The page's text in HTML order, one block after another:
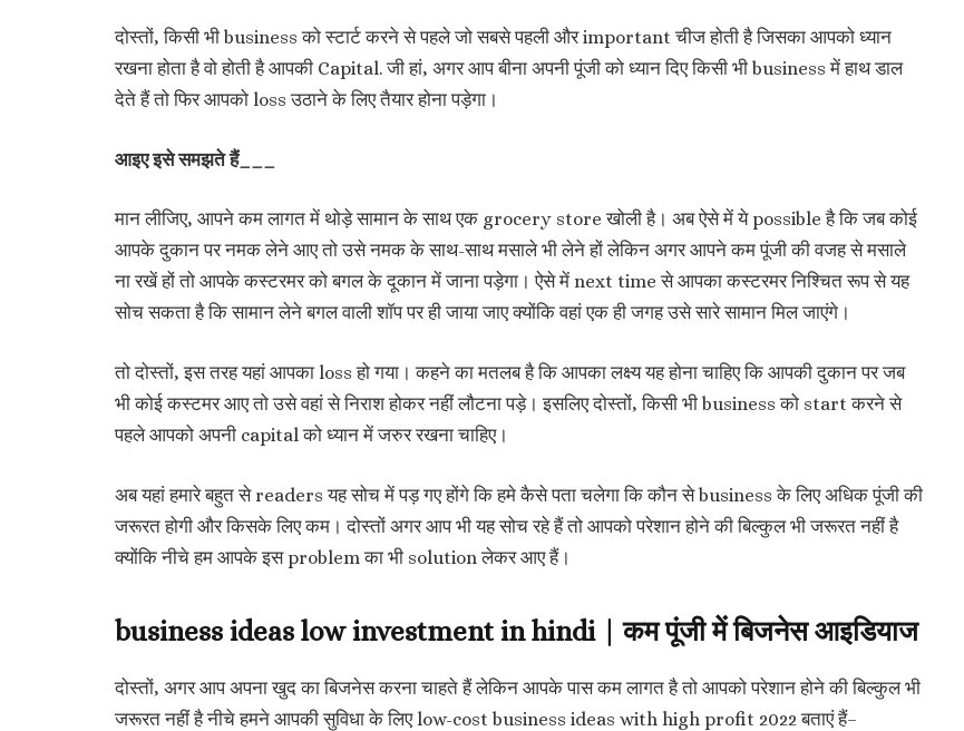
दोस्तों, किसी भी business को स्टार्ट करने से पहले जो सबसे पहली और important चीज होती है जिसका आपको ध्यान
रखना होता है वो होती है आपकी Capital. जी हां, अगर आप बीना अपनी पूंजी को ध्यान दिए किसी भी business में हाथ डाल
देते हैं तो फिर आपको loss उठाने के लिए तैयार होना पड़ेगा।
आइए इसे समझते हैं___
मान लीजिए, आपने कम लागत में थोड़े सामान के साथ एक grocery store खोली है। अब ऐसे में ये possible है कि जब कोई
आपके दुकान पर नमक लेने आए तो उसे नमक के साथ-साथ मसाले भी लेने हों लेकिन अगर आपने कम पूंजी की वजह से मसाले
ना रखें हों तो आपके कस्टरमर को बगल के दूकान में जाना पड़ेगा। ऐसे में next time से आपका कस्टरमर निश्चित रूप से यह
सोच सकता है कि सामान लेने बगल वाली शॉप पर ही जाया जाए क्योंकि वहां एक ही जगह उसे सारे सामान मिल जाएंगे।
तो दोस्तों, इस तरह यहां आपका loss हो गया। कहने का मतलब है कि आपका लक्ष्य यह होना चाहिए कि आपकी दुकान पर जब
भी कोई कस्टमर आए तो उसे वहां से निराश होकर नहीं लौटना पड़े। इसलिए दोस्तों, किसी भी business को start करने से
पहले आपको अपनी capital को ध्यान में जरुर रखना चाहिए।
अब यहां हमारे बहुत से readers यह सोच में पड़ गए होंगे कि हमे कैसे पता चलेगा कि कौन से business के लिए अधिक पूंजी की
जरूरत होगी और किसके लिए कम। दोस्तों अगर आप भी यह सोच रहे हैं तो आपको परेशान होने की बिल्कुल भी जरूरत नहीं है
क्योंकि नीचे हम आपके इस problem का भी solution लेकर आए हैं।
business ideas low investment in hindi | कम पूंजी में बिजनेस आइडियाज
दोस्तों, अगर आप अपना खुद का बिजनेस करना चाहते हैं लेकिन आपके पास कम लागत है तो आपको परेशान होने की बिल्कुल भी
जरूरत नहीं है नीचे हमने आपकी सुविधा के लिए low-cost business ideas with high profit 2022 बताएं हैं–